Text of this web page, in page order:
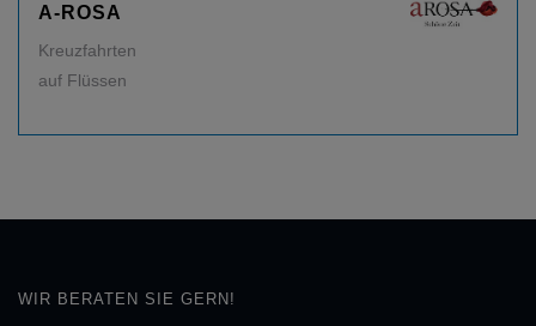
A-ROSA
Kreuzfahrten
auf Flüssen
WIR BERATEN SIE GERN!